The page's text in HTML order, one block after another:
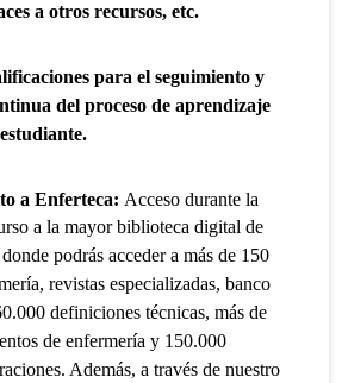
a otros recursos, etc.
para el seguimiento y
del proceso de aprendizaje
a Enferteca: Acceso durante la
a la mayor biblioteca digital de
podrás acceder a más de 150
revistas especializadas, banco
definiciones técnicas, más de
de enfermería y 150.000
Además, a través de nuestro